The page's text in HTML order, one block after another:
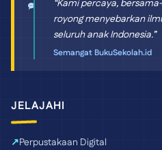
“Kami percaya,
royong menyebarkan
seluruh anak Indonesia.”
Semangat BukuSekolah.id
JELAJAHI
Perpustakaan Digital